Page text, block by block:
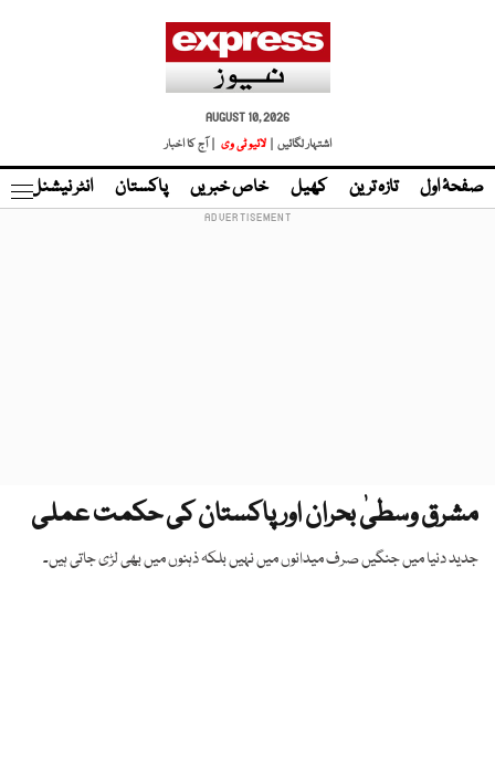
AUGUST 10, 2026
اشتہار لگائیں |
لائیو ٹی وی | آج کا اخبار
صفحۂ اول تازہ ترین کھیل خاص خبریں پاکستان انٹر نیشنل
مشرق وسطیٰ بحران اور پاکستان کی حکمت عملی
جدید دنیا میں جنگیں صرف میدانوں میں نہیں بلکہ ذہنوں میں بھی لڑی جاتی ہیں۔